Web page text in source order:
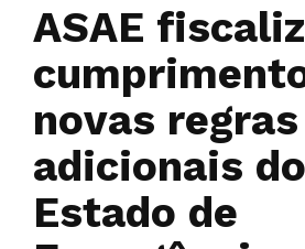
ASAE
novas regras
adicionais do
Estado de